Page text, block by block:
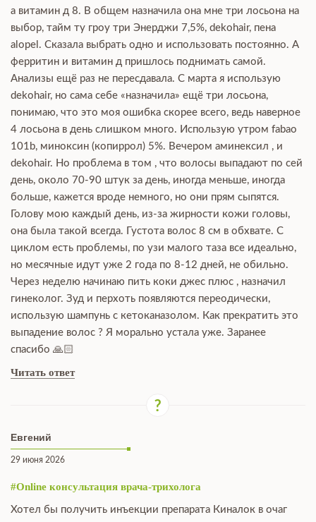
а витамин д 8. В общем назначила она мне три лосьона на
выбор, тайм ту гроу три Энерджи 7,5%, dekohair, пена
alopel. Сказала выбрать одно и использовать постоянно. А
ферритин и витамин д пришлось поднимать самой.
Анализы ещё раз не пересдавала. С марта я использую
dekohair, но сама себе «назначила» ещё три лосьона,
понимаю, что это моя ошибка скорее всего, ведь наверное
4 лосьона в день слишком много. Использую утром fabao
101b, миноксин (копиррол) 5%. Вечером аминексил , и
dekohair. Но проблема в том , что волосы выпадают по сей
день, около 70-90 штук за день, иногда меньше, иногда
больше, кажется вроде немного, но они прям сыпятся.
Голову мою каждый день, из-за жирности кожи головы,
она была такой всегда. Густота волос 8 см в обхвате. С
циклом есть проблемы, по узи малого таза все идеально,
но месячные идут уже 2 года по 8-12 дней, не обильно.
Через неделю начинаю пить коки джес плюс , назначил
гинеколог. Зуд и перхоть появляются переодически,
использую шампунь с кетоканазолом. Как прекратить это
выпадение волос ? Я морально устала уже. Заранее
спасибо 🙏🏻
Читать ответ
Евгений
29 июня 2026
#Online консультация врача-трихолога
Хотел бы получить инъекции препарата Киналок в очаг